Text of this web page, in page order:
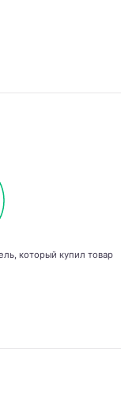
который купил товар